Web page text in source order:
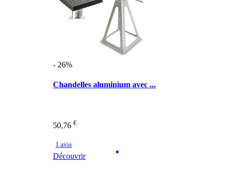
- 26%
Chandelles aluminium avec ...
50,76 €
1 avis
Découvrir